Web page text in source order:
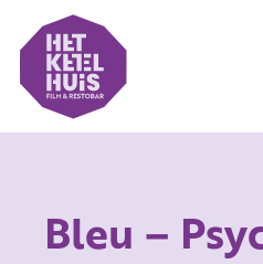
Bleu –